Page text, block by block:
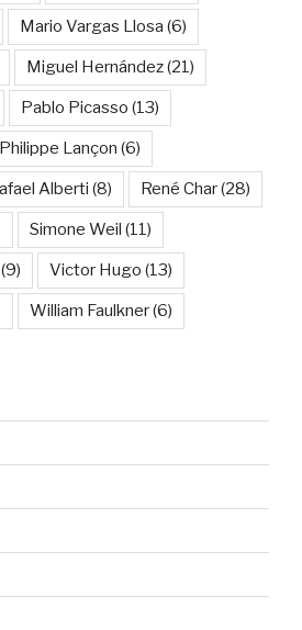
Mario Vargas Llosa (6)
Miguel Hernández(21)
Pablo Picasso (13)
Philippe Lançon (6)
Alberti (8) René Char(28)
Simone Weil (11)
(9) Victor Hugo (13)
William Faulkner(6)